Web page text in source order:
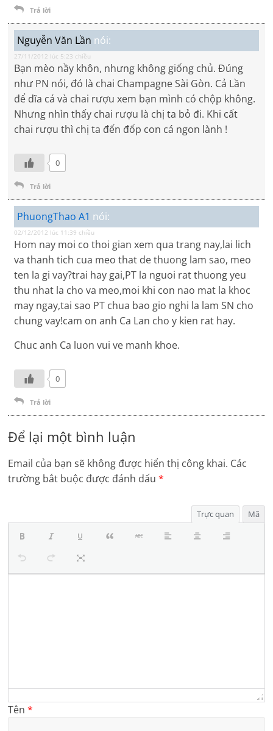
Trả lời
Nguyễn Văn Lần nói:
27/11/2012 lúc 5:23 chiều
Bạn mèo nầy khôn, nhưng không giống chủ. Đúng
như PN nói, đó là chai Champagne Sài Gòn. Cả Lần
để dĩa cá và chai rượu xem bạn mình có chộp không.
Nhưng nhìn thấy chai rượu là chị ta bỏ đi. Khi cất
chai rượu thì chị ta đến đốp con cá ngon lành !
0
Trả lời
PhuongThao A1 nói:
02/12/2012 lúc 11:39 chiều
Hom nay moi co thoi gian xem qua trang nay,lai lich
va thanh tich cua meo that de thuong lam sao, meo
ten la gi vay?trai hay gai,PT la nguoi rat thuong yeu
thu nhat la cho va meo,moi khi con nao mat la khoc
may ngay,tai sao PT chua bao gio nghi la lam SN cho
chung vay!cam on anh Ca Lan cho y kien rat hay.
Chuc anh Ca luon vui ve manh khoe.
0
Trả lời
Để lại một bình luận
Email của bạn sẽ không được hiển thị công khai. Các
trường bắt buộc được đánh dấu*
Trực quan Mã
Tên*